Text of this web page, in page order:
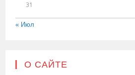
31
« Июл
О САЙТЕ